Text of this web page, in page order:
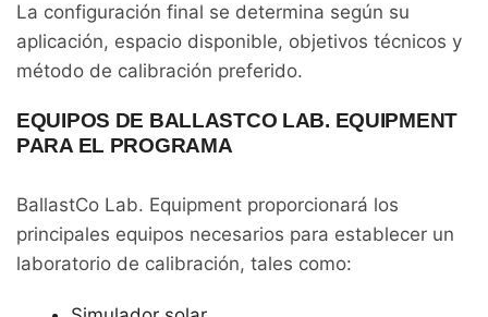
La configuración final se determina según su
aplicación, espacio disponible, objetivos técnicos y
método de calibración preferido.
EQUIPOS DE BALLASTCO LAB. EQUIPMENT
PARA EL PROGRAMA
BallastCo Lab. Equipment proporcionará los
principales equipos necesarios para establecer un
laboratorio de calibración, tales como: